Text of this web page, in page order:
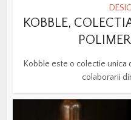
KOBBLE,
Kobble este o colectie unica
colaborarii